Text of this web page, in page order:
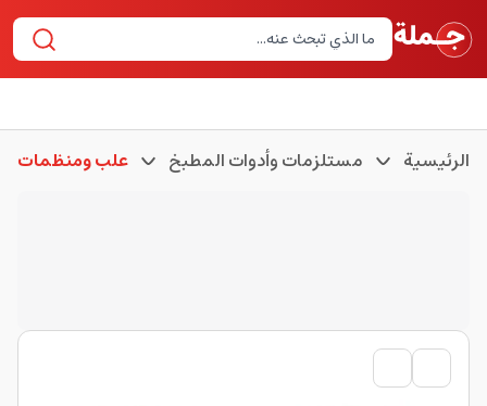
الرئيسية مستلزمات وأدوات المطبخ علب ومنظمات